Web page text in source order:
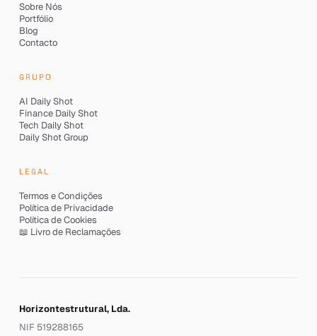
Sobre Nós
Portfólio
Blog
Contacto
GRUPO
AI Daily Shot
Finance Daily Shot
Tech Daily Shot
Daily Shot Group
LEGAL
Termos e Condições
Política de Privacidade
Política de Cookies
📖 Livro de Reclamações
Horizontestrutural, Lda.
NIF 519288165